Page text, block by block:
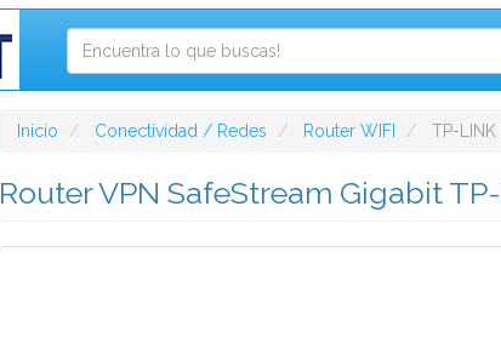
Inicio Conectividad / Redes Router WIFI TP-LINK
Router VPN SafeStream Gigabit